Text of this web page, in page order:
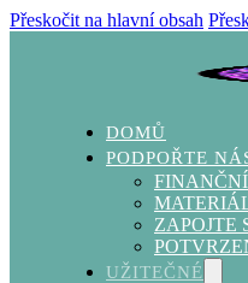
Přeskočit na hlavní obsah
DOMŮ
PODPOŘTE
ZAPOJTE
UŽITEČNÉ